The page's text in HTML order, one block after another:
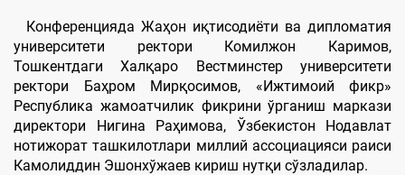
Конференцияда Жаҳон иқтисодиёти ва дипломатия
университети ректори Комилжон Каримов,
Тошкентдаги Халқаро Вестминстер университети
ректори Баҳром Мирқосимов, «Ижтимоий фикр»
Республика жамоатчилик фикрини ўрганиш маркази
директори Нигина Раҳимова, Ўзбекистон Нодавлат
нотижорат ташкилотлари миллий ассоциацияси раиси
Камолиддин Эшонхўжаев кириш нутқи сўзладилар.